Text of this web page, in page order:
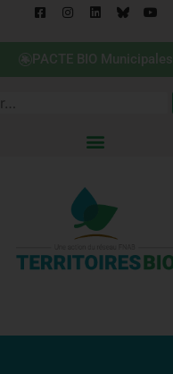
PACTE BIO Municipales